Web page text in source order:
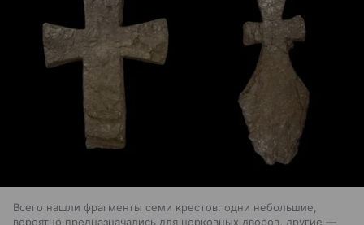
Всего нашли фрагменты семи крестов: одни небольшие,
вероятно предназначались для церковных дворов, другие —